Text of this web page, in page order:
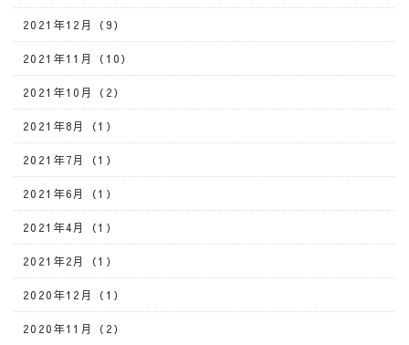
2021年12月（9）
2021年11月（10）
2021年10月（2）
2021年8月（1）
2021年7月（1）
2021年6月（1）
2021年4月（1）
2021年2月（1）
2020年12月（1）
2020年11月（2）